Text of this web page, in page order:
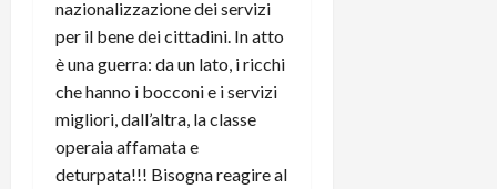
nazionalizzazione dei servizi
per il bene dei cittadini. In atto
è una guerra: da un lato, i ricchi
che hanno i bocconi e i servizi
migliori, dall’altra, la classe
operaia affamata e
deturpata!!! Bisogna reagire al